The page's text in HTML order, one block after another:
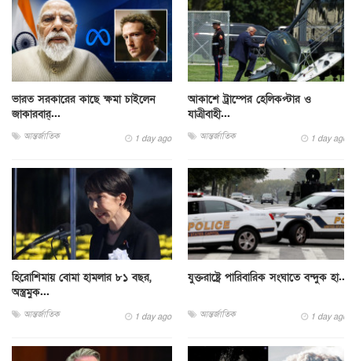
ভারত সরকারের কাছে ক্ষমা চাইলেন
জাকারবার্...
আন্তর্জাতিক 1 day ago
আকাশে ট্রাম্পের হেলিকপ্টার ও
যাত্রীবাহী...
আন্তর্জাতিক 1 day ago
হিরোশিমায় বোমা হামলার ৮১ বছর,
অস্ত্রমুক...
আন্তর্জাতিক 1 day ago
যুক্তরাষ্ট্রে পারিবারিক সংঘাতে বন্দুক হা...
আন্তর্জাতিক 1 day ago